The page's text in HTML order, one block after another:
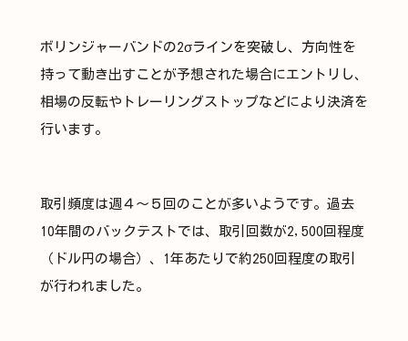
ボリンジャーバンドの2σラインを突破し、方向性を
持って動き出すことが予想された場合にエントリし、
相場の反転やトレーリングストップなどにより決済を
行います。
取引頻度は週４～５回のことが多いようです。過去
10年間のバックテストでは、取引回数が2,500回程度
（ドル円の場合）、1年あたりで約250回程度の取引
が行われました。